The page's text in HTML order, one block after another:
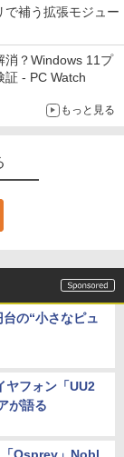
で補う拡張モジュー
消？Windows 11プ
証 - PC Watch
もっと見る
の“小さなピュ
ヤフォン「UU2
が語る